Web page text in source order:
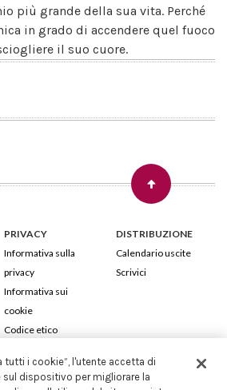
più grande della sua vita. Perché
in grado di accendere quel fuoco
il suo cuore.
PRIVACY
Informativa sulla
privacy
Informativa sui
cookie
Codice etico
DISTRIBUZIONE
Calendario uscite
Scrivici
S.p.A. Viale Monte Nero, 84 - 20135 Milano
P.IVA 05946780151 - Capitale Sociale 258.250 €
tutti i cookie”, l'utente accetta di
dispositivo per migliorare la